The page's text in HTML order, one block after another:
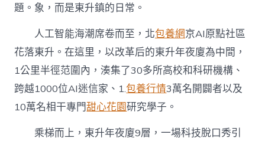
題。象，而是東升鎮的日常。
人工智能海潮席卷而至，北包養網京AI原點社區
花落東升。在這里，以改革后的東升年夜廈為中間，
1公里半徑范圍內，湊集了30多所高校和科研機構、
跨越1000位AI迷信家、1.包養行情3萬名開闢者以及
10萬名相干專門甜心花園研究學子。
乘梯而上，東升年夜廈9層，一場科技脫口秀引